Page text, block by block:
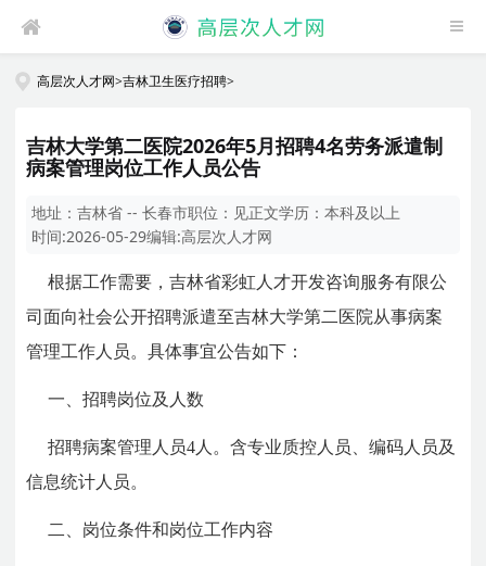
高层次人才网>吉林卫生医疗招聘>
吉林大学第二医院2026年5月招聘4名劳务派遣制
病案管理岗位工作人员公告
地址：吉林省 -- 长春市职位： 见正文学历：本科及以上
时间:2026-05-29编辑:高层次人才网
根据工作需要，吉林省彩虹人才开发咨询服务有限公
司面向社会公开招聘派遣至吉林大学第二医院从事病案
管理工作人员。具体事宜公告如下：
一、招聘岗位及人数
招聘病案管理人员4人。含专业质控人员、编码人员及
信息统计人员。
二、岗位条件和岗位工作内容